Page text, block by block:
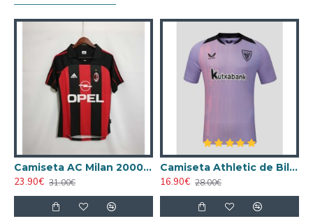
Camiseta AC Milan 2000/2001 Local Retro
23.90€ 31.00€
Camiseta Athletic de Bilbao 2024/2025 Alternativo
16.90€ 28.00€